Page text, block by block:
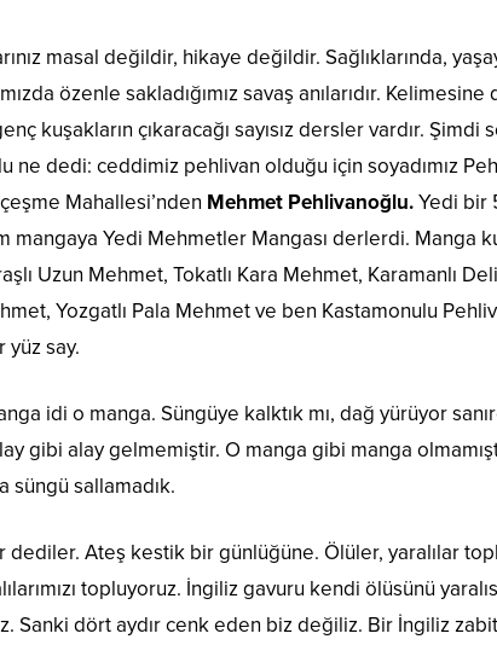
masal değildir, hikaye değildir. Sağlıklarında,
özenle sakladığımız savaş anılarıdır.
kuşakların çıkaracağı sayısız dersler vardır. Şimdi
ne dedi: ceddimiz pehlivan olduğu için soyadımız
Mahallesi’nden Mehmet Pehlivanoğlu.Yedi bir
mangaya Yedi Mehmetler Mangası derlerdi. Manga
Uzun Mehmet, Tokatlı Kara Mehmet, Karamanlı
Yozgatlı Pala Mehmet ve ben Kastamonulu
yüz say.
idi o manga. Süngüye kalktık mı, dağ yürüyor
gibi alay gelmemiştir. O manga gibi manga
süngü sallamadık.
dediler. Ateş kestik bir günlüğüne. Ölüler, yaralılar
topluyoruz. İngiliz gavuru kendi ölüsünü
Sanki dört aydır cenk eden biz değiliz. Bir İngiliz